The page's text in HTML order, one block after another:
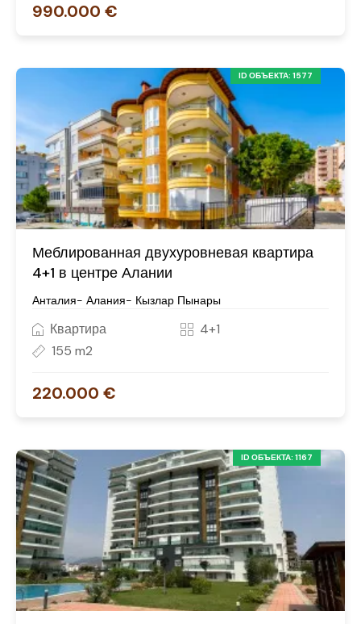
990.000 €
ID ОБЪЕКТА: 1577
Меблированная двухуровневая квартира
4+1 в центре Алании
Анталия- Алания- Кызлар Пынары
Квартира
4+1
155 m2
220.000 €
ID ОБЪЕКТА: 1167